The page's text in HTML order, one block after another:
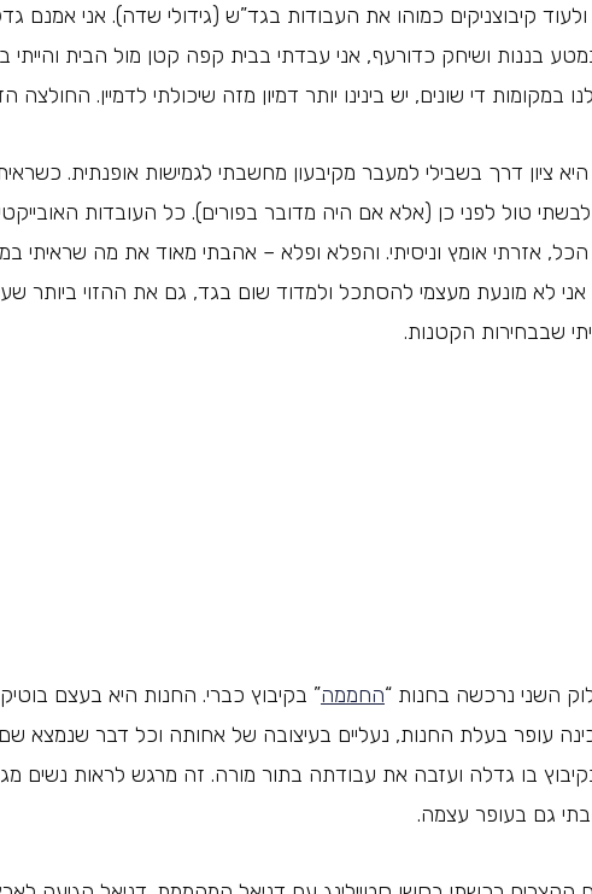
ולעוד קיבוצניקים כמוהו את העבודות בגד”ש (גידולי שדה). אני אמנם
בננות ושיחק כדורעף, אני עבדתי בבית קפה קטן מול הבית והייתי
במקומות די שונים, יש בינינו יותר דמיון מזה שיכולתי לדמיין. החולצה
ציון דרך בשבילי למעבר מקיבעון מחשבתי לגמישות אופנתית.
אזרתי אומץ וניסיתי. והפלא ופלא – אהבתי מאוד את מה שראיתי
אני לא מונעת מעצמי להסתכל ולמדוד שום בגד, גם את ההזוי ביותר
שבבחירות הקטנות.
השני נרכשה בחנות “החממה” בקיבוץ כברי. החנות היא בעצם
עופר בעלת החנות, נעליים בעיצובה של אחותה וכל דבר
בו גדלה ועזבה את עבודתה בתור מורה. זה מרגש לראות נשים
גם בעופר עצמה.